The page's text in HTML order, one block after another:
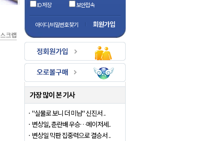
스크랩
ID 저장 보안접속
아이디/비밀번호 찾기 회원가입
"실물로 보니 더 미남" 신진서 ..
변상일, 춘란배 우승…메이저세..
변상일 막판 집중력으로 결승서 ..